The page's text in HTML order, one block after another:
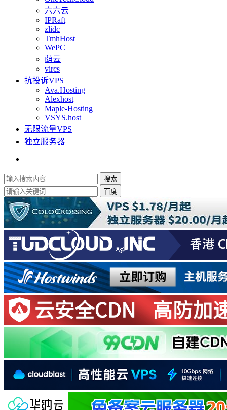
六六云
IPRaft
zlidc
TmhHost
WePC
荫云
vircs
抗投诉VPS
Ava.Hosting
Alexhost
Maple-Hosting
VSYS.host
无限流量VPS
独立服务器